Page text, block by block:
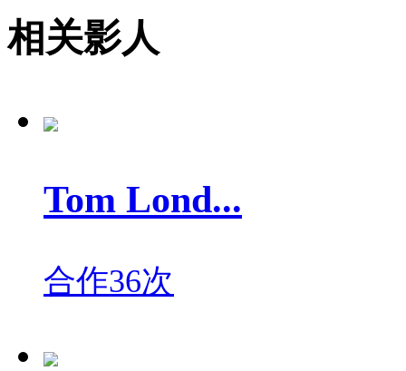
相关影人
Tom Lond...
合作36次